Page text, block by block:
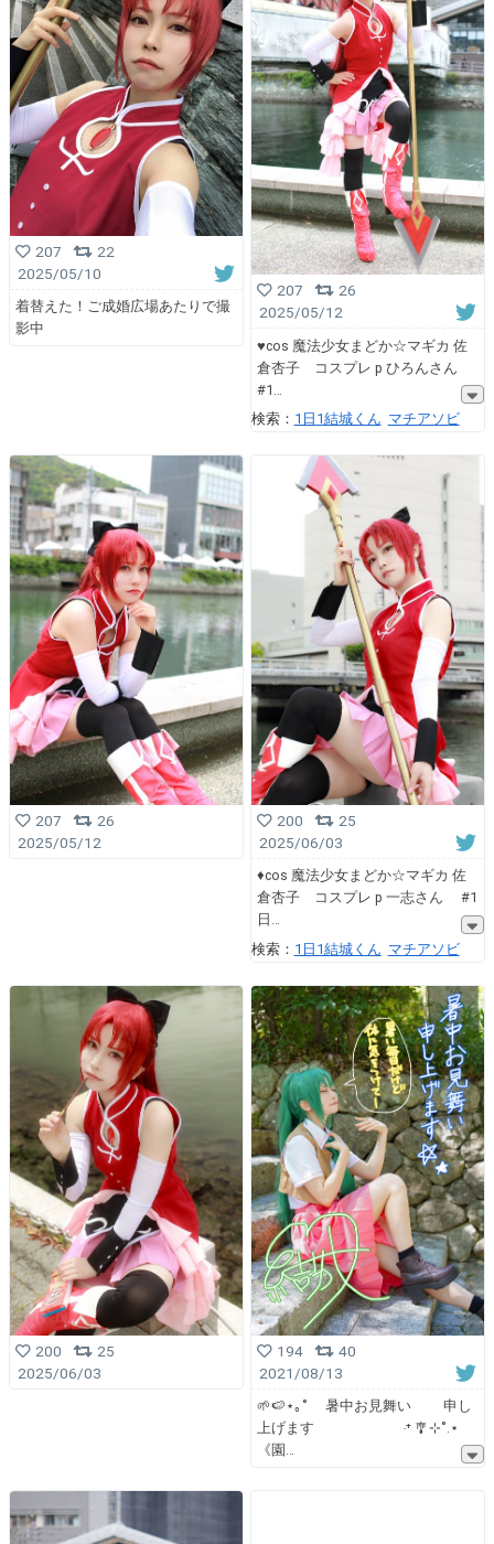
207
22
2025/05/10
着替えた！ご成婚広場あたりで撮
影中
207
26
2025/05/12
♥cos 魔法少女まどか☆マギカ 佐
倉杏子 コスプレ p ひろんさん
#1
検索： 1日1結城くん マチアソビ
207
26
2025/05/12
200
25
2025/06/03
♦cos 魔法少女まどか☆マギカ 佐
倉杏子 コスプレ p 一志さん #1
日
検索： 1日1結城くん マチアソビ
200
25
2025/06/03
194
40
2021/08/13
🌱🍉⋆｡˚ 暑中お見舞い 申し
上げます ‧⁺ 🎐⊹˚.⋆
《園